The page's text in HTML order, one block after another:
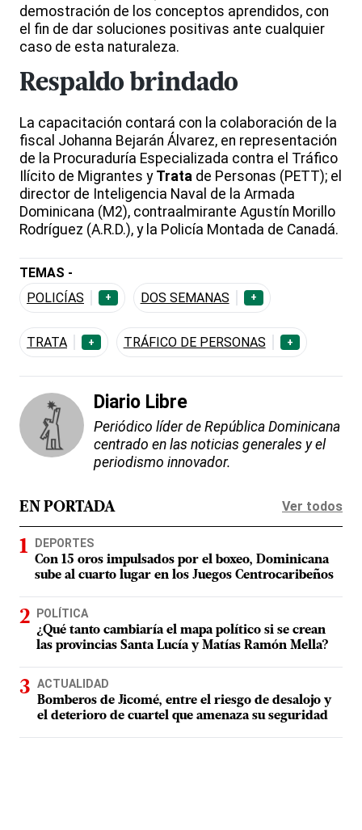
demostración de los conceptos aprendidos, con
el fin de dar soluciones positivas ante cualquier
caso de esta naturaleza.
Respaldo brindado
La capacitación contará con la colaboración de la
fiscal Johanna Bejarán Álvarez, en representación
de la Procuraduría Especializada contra el Tráfico
Ilícito de Migrantes y Trata de Personas (PETT); el
director de Inteligencia Naval de la Armada
Dominicana (M2), contraalmirante Agustín Morillo
Rodríguez (A.R.D.), y la Policía Montada de Canadá.
TEMAS -
POLICÍAS
+ DOS SEMANAS +
TRATA + TRÁFICO DE PERSONAS +
Diario Libre
Periódico líder de República Dominicana
centrado en las noticias generales y el
periodismo innovador.
EN PORTADA Ver todos
DEPORTES
Con 15 oros impulsados por el boxeo, Dominicana
sube al cuarto lugar en los Juegos Centrocaribeños
POLÍTICA
¿Qué tanto cambiaría el mapa político si se crean
las provincias Santa Lucía y Matías Ramón Mella?
ACTUALIDAD
Bomberos de Jicomé, entre el riesgo de desalojo y
el deterioro de cuartel que amenaza su seguridad